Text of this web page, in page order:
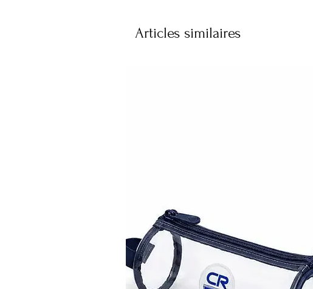
Articles similaires